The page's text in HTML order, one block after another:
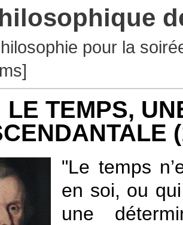
pour la
LE TEMPS,
"Le temps
en soi, ou
une